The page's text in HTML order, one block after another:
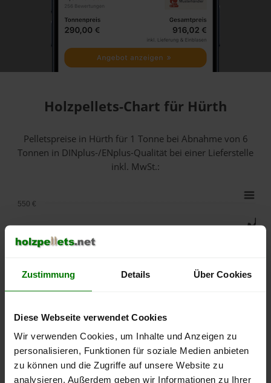
Zustimmung Details Über Cookies
Diese Webseite verwendet Cookies
Wir verwenden Cookies, um Inhalte und Anzeigen zu
personalisieren, Funktionen für soziale Medien anbieten
zu können und die Zugriffe auf unsere Website zu
analysieren. Außerdem geben wir Informationen zu Ihrer
Holzpellets-Chart für Hürth
Pelletspreise in Hürth für 1 Tonne bei Abnahmevon 6
Tonnen in DINplus-/ENplus-Qualität bei einer Lieferstelle
inkl. MwSt.:
September
Januar
Mai
250 €
350 €
550 €